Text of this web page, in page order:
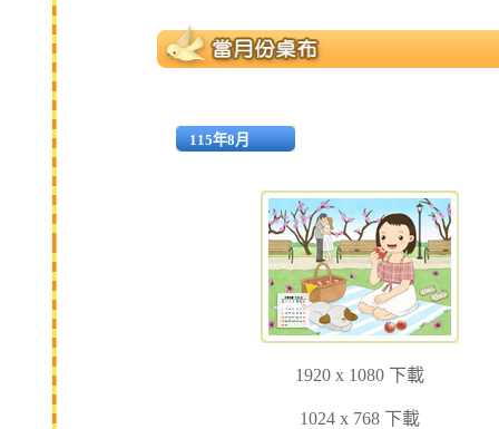
115年8月
1920 x 1080 下載
1024 x 768 下載